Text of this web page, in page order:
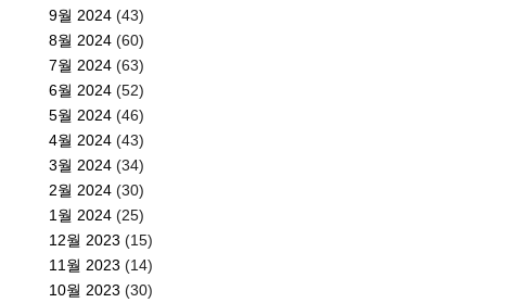
9월 2024 (43)
8월 2024 (60)
7월 2024 (63)
6월 2024 (52)
5월 2024 (46)
4월 2024 (43)
3월 2024 (34)
2월 2024 (30)
1월 2024 (25)
12월 2023 (15)
11월 2023 (14)
10월 2023 (30)